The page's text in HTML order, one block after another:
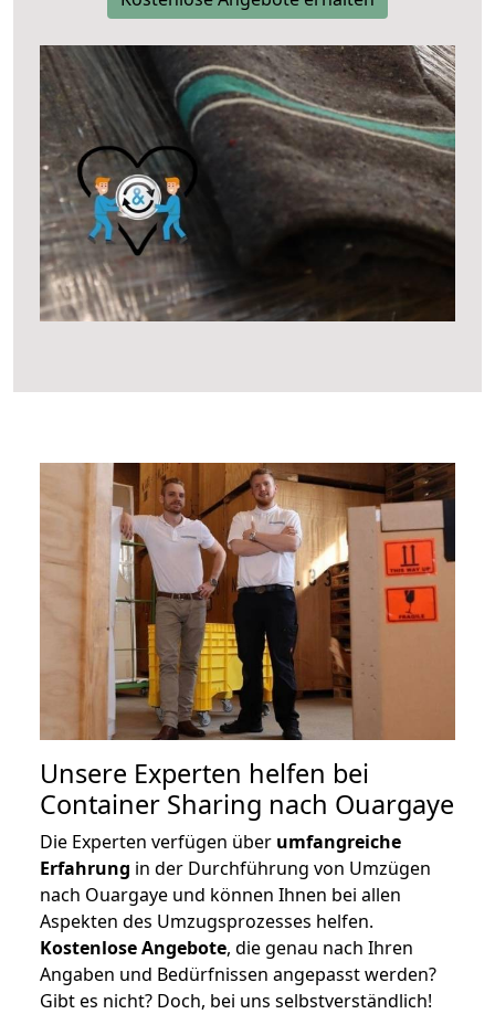
Unsere Experten helfen bei
Container Sharing nach Ouargaye
Die Experten verfügen über umfangreiche
Erfahrung in der Durchführung von Umzügen
nach Ouargaye und können Ihnen bei allen
Aspekten des Umzugsprozesses helfen.
Kostenlose Angebote, die genau nach Ihren
Angaben und Bedürfnissen angepasst werden?
Gibt es nicht? Doch, bei uns selbstverständlich!